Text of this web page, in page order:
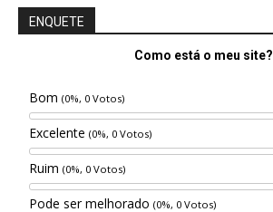
ENQUETE
Como está o meu site?
Bom (0%, 0 Votos)
Excelente (0%, 0 Votos)
Ruim (0%, 0 Votos)
Pode ser melhorado (0%, 0 Votos)